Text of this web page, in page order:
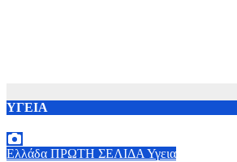
ΥΓΕΙΑ
Ελλάδα ΠΡΩΤΗ ΣΕΛΙΔΑΥγεια